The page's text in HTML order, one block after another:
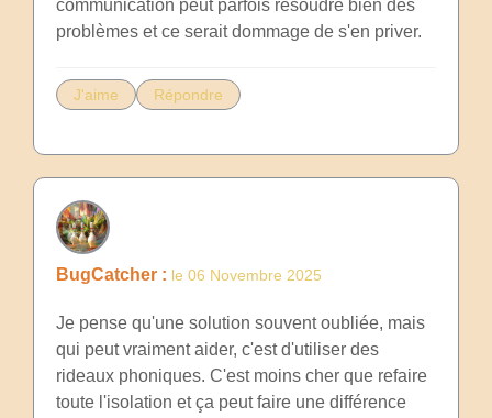
communication peut parfois résoudre bien des
problèmes et ce serait dommage de s'en priver.
J'aime Répondre
BugCatcher : le 06 Novembre 2025
Je pense qu'une solution souvent oubliée, mais
qui peut vraiment aider, c'est d'utiliser des
rideaux phoniques. C'est moins cher que refaire
toute l'isolation et ça peut faire une différence